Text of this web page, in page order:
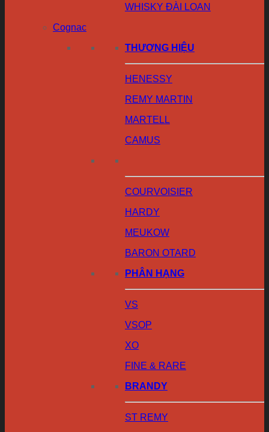
WHISKY ĐÀI LOAN
Cognac
THƯƠNG HIỆU
HENESSY
REMY MARTIN
MARTELL
CAMUS
COURVOISIER
HARDY
MEUKOW
BARON OTARD
PHÂN HẠNG
VS
VSOP
XO
FINE & RARE
BRANDY
ST REMY